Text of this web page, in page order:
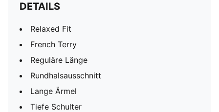
DETAILS
Relaxed Fit
French Terry
Reguläre Länge
Rundhalsausschnitt
Lange Ärmel
Tiefe Schulter